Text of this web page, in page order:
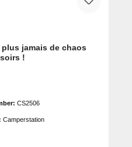
jamais de chaos
!
CS2506
Camperstation